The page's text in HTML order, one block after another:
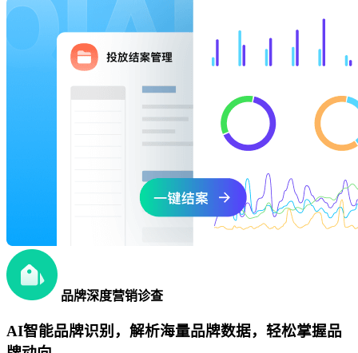
品牌深度营销诊查
AI智能品牌识别，解析海量品牌数据，轻松掌握品